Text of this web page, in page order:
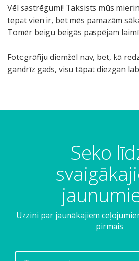
Vēl sastrēgumi! Taksists mūs
tepat vien ir, bet mēs pamazām
Tomēr beigu beigās paspējam
Fotogrāfiju diemžēl nav, bet, kā
gandrīz gads, visu tāpat diezgan
Seko
Uzzini par jaunākajiem
pirmais